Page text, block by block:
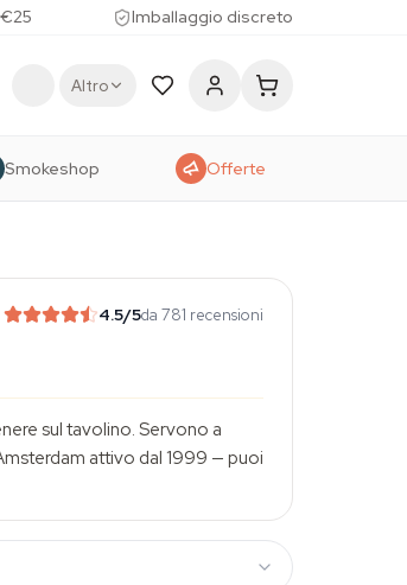
Imballaggio discreto
Altro
Smokeshop Offerte
4.5/5da 781 recensioni
sul tavolino. Servono a
attivo dal 1999 — puoi